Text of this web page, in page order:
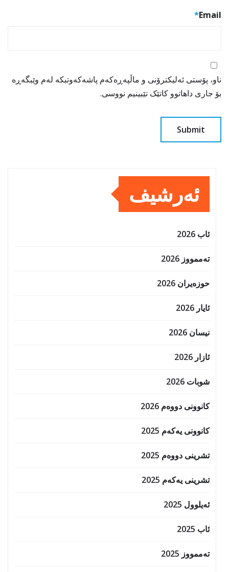
Email
*
ناو، پۆستی ئەلیکترۆنی و ماڵپەڕەکەم پاشەکەوتبکە لەم وێبگەڕە
بۆ جاری داهاتوو کاتێک تێبینیم نووسی.
ئەرشیف
ئاب 2026
تەممووز 2026
حوزه‌یران 2026
ئایار 2026
نیسان 2026
ئازار 2026
شوبات 2026
کانوونی دووەم 2026
کانوونی یەکەم 2025
تشرینی دووەم 2025
تشرینی یەکەم 2025
ئەیلوول 2025
ئاب 2025
تەممووز 2025